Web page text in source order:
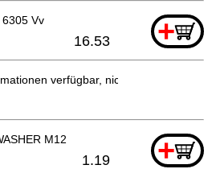
Vv +
16.53
verfügbar, nicht bestellbar
M12 +
1.19